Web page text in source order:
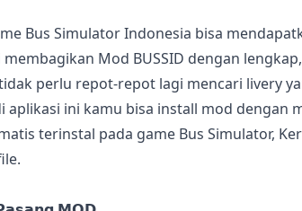
Bus Simulator Indonesia bisa
Mod BUSSID dengan
perlu repot-repot lagi mencari livery
aplikasi ini kamu bisa install mod dengan
terinstal pada game Bus Simulator,